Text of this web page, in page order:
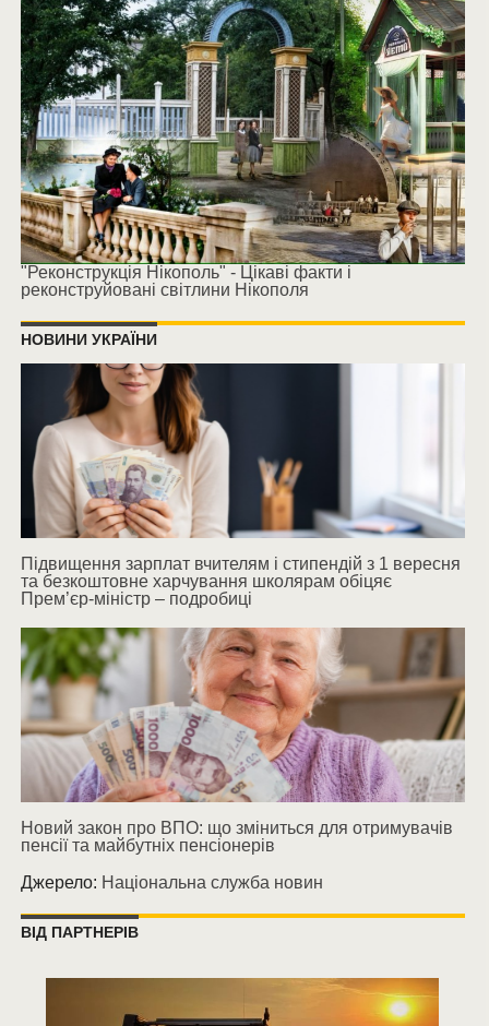
"Реконструкція Нікополь" - Цікаві факти і
реконструйовані світлини Нікополя
НОВИНИ УКРАЇНИ
Підвищення зарплат вчителям і стипендій з 1 вересня
та безкоштовне харчування школярам обіцяє
Прем’єр-міністр – подробиці
Новий закон про ВПО: що зміниться для отримувачів
пенсії та майбутніх пенсіонерів
Джерело: Національна служба новин
ВІД ПАРТНЕРІВ